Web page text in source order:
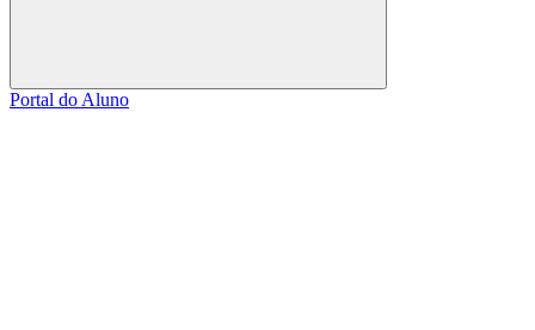
Buscar
Portal do Aluno